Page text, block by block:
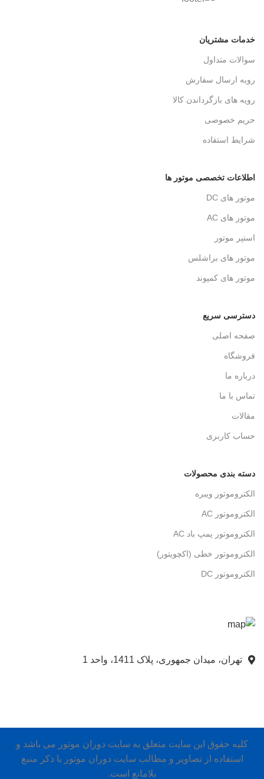
خدمات مشتریان
سوالات متداول
رویه ارسال سفارش
رویه های بازگرداندن کالا
حریم خصوصی
شرایط استفاده
اطلاعات تخصصی موتور ها
موتور های DC
موتور های AC
استپر موتور
موتور های براشلس
موتور های کمپوند
دسترسی سریع
صفحه اصلی
فروشگاه
درباره ما
تماس با ما
مقالات
حساب کاربری
دسته بندی محصولات
الکتروموتور ویبره
الکتروموتور AC
الکتروموتور پمپ باد AC
الکتروموتور خطی (اکچویتور)
الکتروموتور DC
تهران، میدان جمهوری، پلاک 1411، واحد 1
کلیه حقوق این سایت متعلق به سایت دوران موتور می باشد و
استفاده از تصاویر و مطالب سایت دوران موتور با ذکر منبع
بلامانع است.